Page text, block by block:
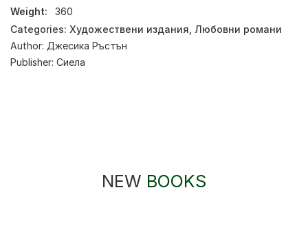
Weight:
360
Categories: Художествени издания Любовни романи
Author: Джесика Ръстън
Publisher: Сиела
NEW BOOKS